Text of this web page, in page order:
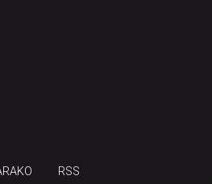
RSS